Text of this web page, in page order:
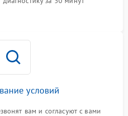
условий
вам и согласуют с вами